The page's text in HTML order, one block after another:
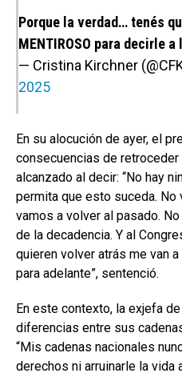
Porque la verdad… tenés
MENTIROSO para decirle
— Cristina Kirchner
2025
En su alocución de ayer, el
consecuencias de
alcanzado al decir: “No hay
permita que esto suceda. No
vamos a volver al pasado.
de la decadencia. Y al
quieren volver atrás me van
para adelante”, sentenció.
En este contexto, la exjefa
diferencias entre sus
“Mis cadenas nacionales
derechos ni arruinarle la vida